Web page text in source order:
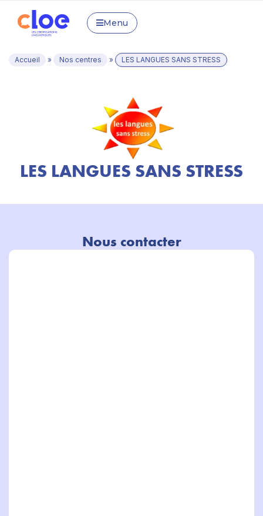
Menu
Accueil » Nos centres » LES LANGUES SANS STRESS
LES LANGUES SANS STRESS
Nous contacter